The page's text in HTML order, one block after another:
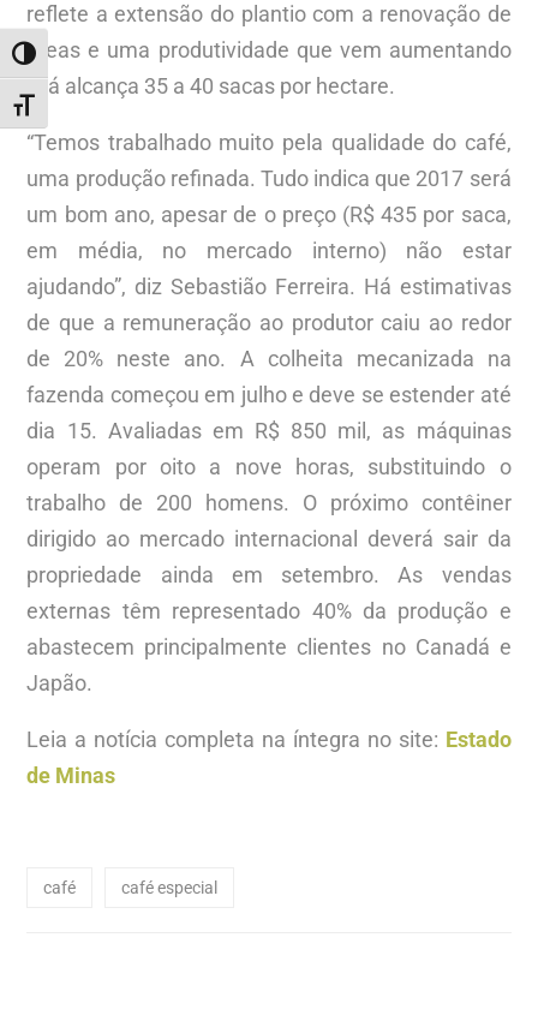
ALTERNAR ALTO CONTRASTE
ALTERNAR TAMANHO DA FONTE
reflete a extensão do plantio com a renovação de
áreas e uma produtividade que vem aumentando
e já alcança 35 a 40 sacas por hectare.
“Temos trabalhado muito pela qualidade do café,
uma produção refinada. Tudo indica que 2017 será
um bom ano, apesar de o preço (R$ 435 por saca,
em média, no mercado interno) não estar
ajudando”, diz Sebastião Ferreira. Há estimativas
de que a remuneração ao produtor caiu ao redor
de 20% neste ano. A colheita mecanizada na
fazenda começou em julho e deve se estender até
dia 15. Avaliadas em R$ 850 mil, as máquinas
operam por oito a nove horas, substituindo o
trabalho de 200 homens. O próximo contêiner
dirigido ao mercado internacional deverá sair da
propriedade ainda em setembro. As vendas
externas têm representado 40% da produção e
abastecem principalmente clientes no Canadá e
Japão.
Leia a notícia completa na íntegra no site: Estado
de Minas
café café especial